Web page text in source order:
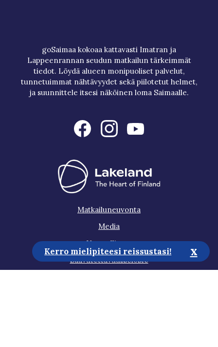
goSaimaa kokoaa kattavasti Imatran ja
Lappeenrannan seudun matkailun tärkeimmät
tiedot. Löydä alueen monipuoliset palvelut,
tunnetuimmat nähtävyydet sekä piilotetut helmet,
ja suunnittele itsesi näköinen loma Saimaalle.
Matkailuneuvonta
Media
Vastuullisuus
Saavutettavuusseloste
Kerro mielipiteesi reissustasi! x